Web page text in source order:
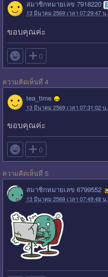
สมาชิกหมายเลข 7918220
13 มีนาคม 2569 เวลา 07:29:47 น.
ขอบคุณค่ะ
 0
ความคิดเห็นที่ 4
tea_time
13 มีนาคม 2569 เวลา 07:31:02 น.
ขอบคุณค่ะ
 0
ความคิดเห็นที่ 5
สมาชิกหมายเลข 6799552
13 มีนาคม 2569 เวลา 07:49:48 น.